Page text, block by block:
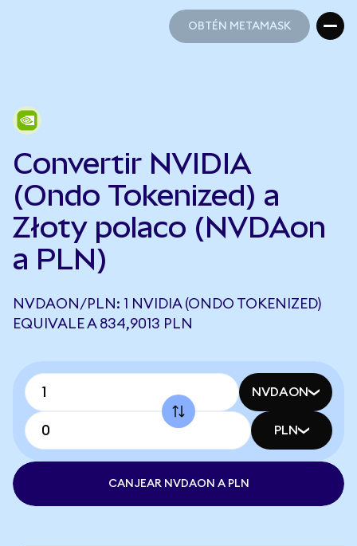
OBTÉN METAMASK
Convertir NVIDIA
(Ondo Tokenized) a
Złoty polaco (NVDAon
a PLN)
NVDAON/PLN: 1 NVIDIA (ONDO TOKENIZED)
EQUIVALE A 834,9013 PLN
NVDAON
PLN
CANJEAR NVDAON A PLN